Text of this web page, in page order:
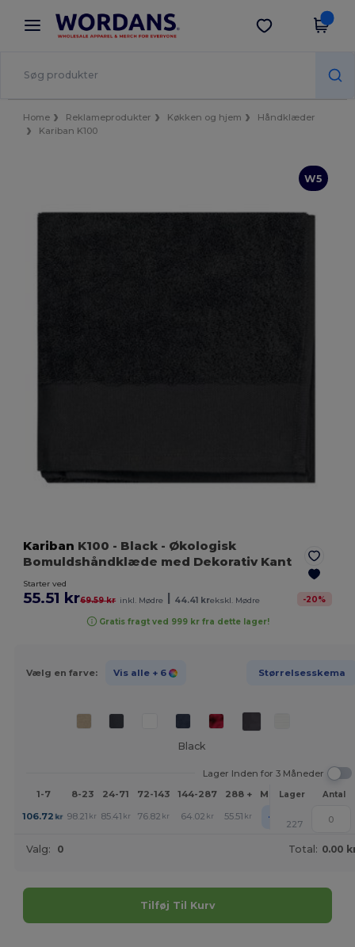
× Wordans-app
Bedre priser i appen!
Hent app
Home Reklameprodukter Køkken og hjem
Håndklæder
Kariban K100
W5
Kariban K100 - Black - Økologisk
Bomuldshåndklæde med Dekorativ Kant
Starter ved
55.51 kr69.59 kr inkl. Mødre 44.41 krekskl. Mødre -20%
Gratis fragt ved 999 kr fra dette lager!
Vælg en farve: Vis alle + 6 Størrelsesskema
Black
Lager Inden for 3 Måneder
1-7
8-23 24-71 72-143 144-287 288 + MereLager Antal
106.72 kr 98.21 kr 85.41 kr 76.82 kr 64.02 kr 55.51 kr + 227
Valg: 0 Total: 0.00
Tilføj Til Kurv